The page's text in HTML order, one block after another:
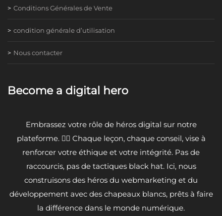
Conditions Générales de Vente
condition générale d’utilisation
Nous contacter
Become a digital hero
Embrassez votre rôle de héros digital sur notre
plateforme. 🦸‍♂️ Chaque leçon, chaque conseil, vise à
renforcer votre éthique et votre intégrité. Pas de
raccourcis, pas de tactiques black hat. Ici, nous
construisons des héros du webmarketing et du
développement avec des chapeaux blancs, prêts à faire
la différence dans le monde numérique.